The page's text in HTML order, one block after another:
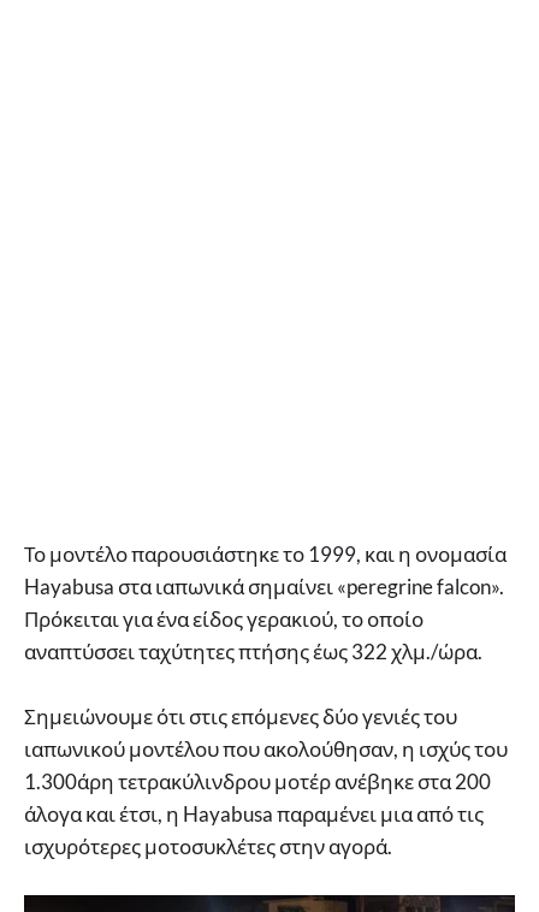
Το μοντέλο παρουσιάστηκε το 1999, και η ονομασία
Hayabusa στα ιαπωνικά σημαίνει «peregrine falcon».
Πρόκειται για ένα είδος γερακιού, το οποίο
αναπτύσσει ταχύτητες πτήσης έως 322 χλμ./ώρα.
Σημειώνουμε ότι στις επόμενες δύο γενιές του
ιαπωνικού μοντέλου που ακολούθησαν, η ισχύς του
1.300άρη τετρακύλινδρου μοτέρ ανέβηκε στα 200
άλογα και έτσι, η Hayabusa παραμένει μια από τις
ισχυρότερες μοτοσυκλέτες στην αγορά.